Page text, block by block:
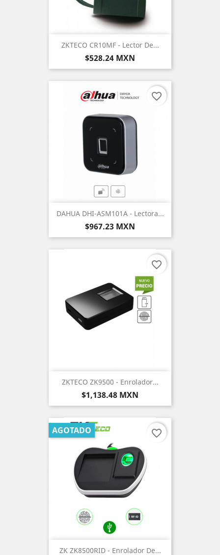
ZKTECO CR10MF - Lector De...
Precio
$528.24 MXN
DAHUA DHI-ASM101A - Lectora...
Precio
$967.23 MXN
favorite_border
ZKTECO ZK9500 - Enrolador...
Precio
$1,138.48 MXN
favorite_border
ZK ZK8500RID - Enrolador De...
AGOTADO favorite_border